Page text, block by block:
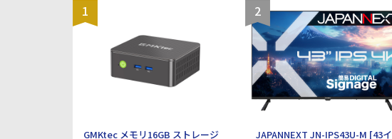
1
GMKtec メモリ16GB ストレージ
2
JAPANNEXT JN-IPS43U-M [43イ